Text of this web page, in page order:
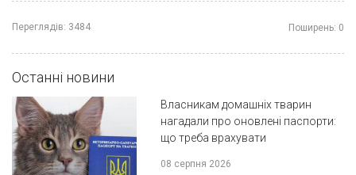
Переглядів: 3484 Поширень: 0
Останні новини
Власникам домашніх тварин
нагадали про оновлені паспорти:
що треба врахувати
08 серпня 2026